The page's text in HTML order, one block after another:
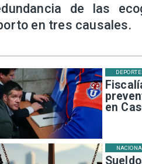
en
de las
en tres causales.